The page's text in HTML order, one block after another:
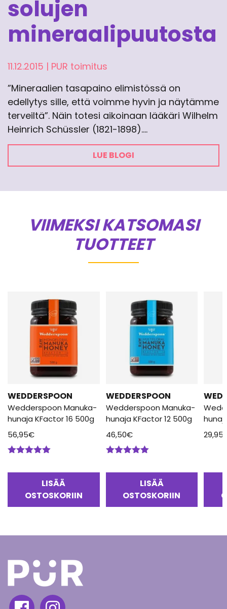
solujen
mineraalipuutosta
11.12.2015 | PUR toimitus
”Mineraalien tasapaino elimistössä on
edellytys sille, että voimme hyvin ja näytämme
terveiltä”. Näin totesi aikoinaan lääkäri Wilhelm
Heinrich Schüssler (1821-1898).…
LUE BLOGI
VIIMEKSI KATSOMASI
TUOTTEET
WEDDERSPOON
Wedderspoon Manuka-
hunaja KFactor 16 500g
56,95€
LISÄÄ
OSTOSKORIIN
WEDDERSPOON
Wedderspoon Manuka-
hunaja KFactor 12 500g
46,50€
LISÄÄ
OSTOSKORIIN
29,95